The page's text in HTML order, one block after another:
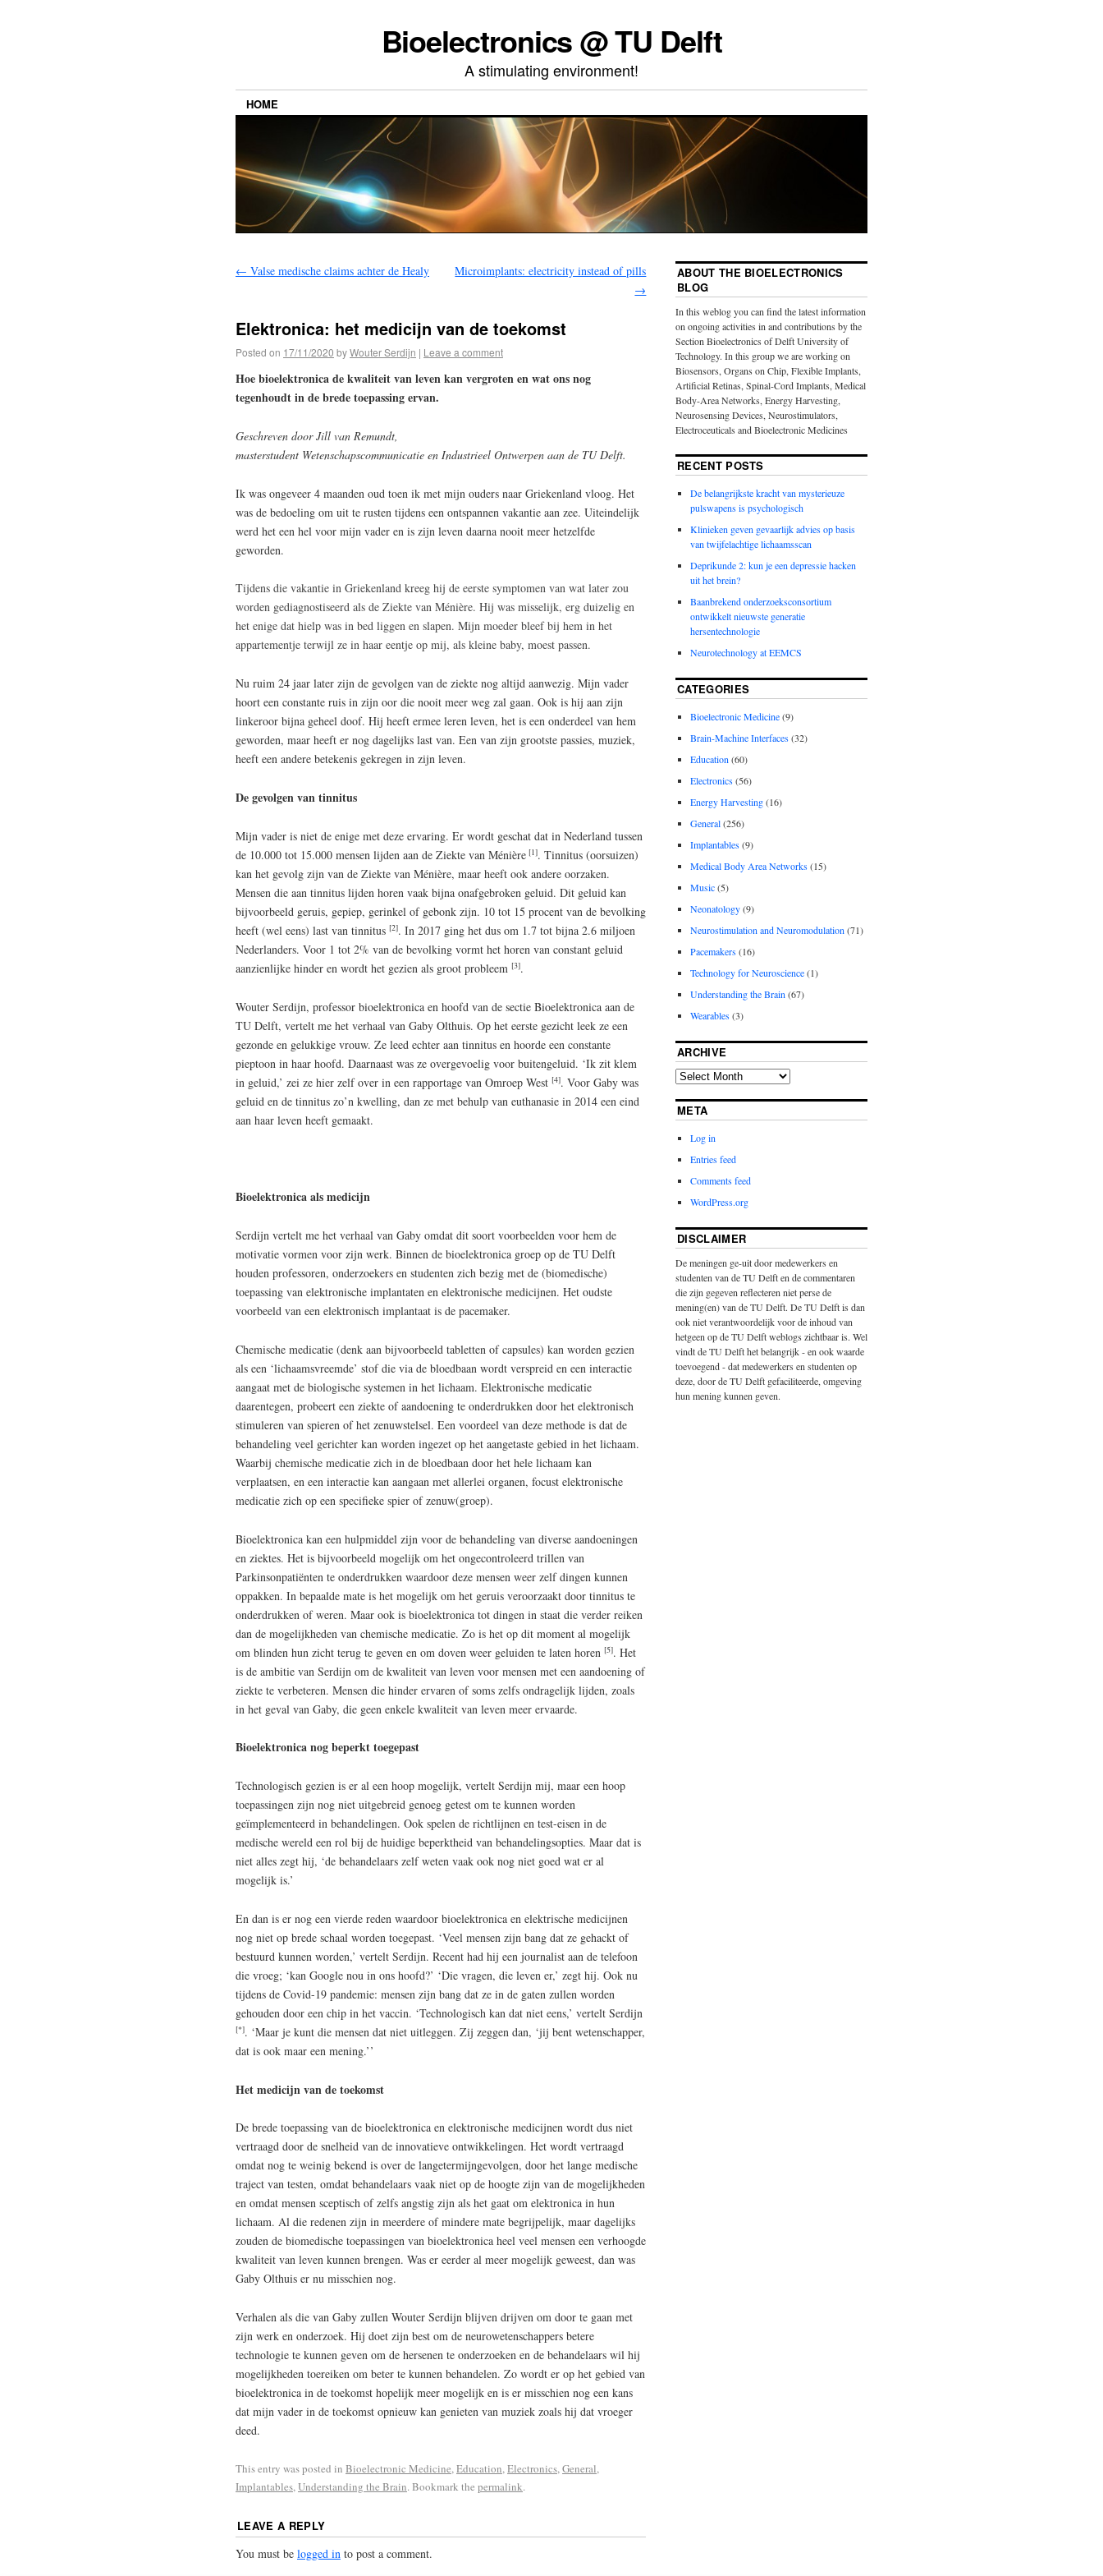
Bioelectronics @ TU Delft
A stimulating environment!
HOME
← Valse medische claims achter de Healy
Microimplants: electricity instead of pills
→
Elektronica: het medicijn van de toekomst
Posted on 17/11/2020 byWouter Serdijn | Leave a comment
Hoe bioelektronica de kwaliteit van leven kan vergroten en wat ons nog
tegenhoudt in de brede toepassing ervan.
Geschreven door Jill van Remundt,
masterstudent Wetenschapscommunicatie en Industrieel Ontwerpen aan de TU Delft.
Ik was ongeveer 4 maanden oud toen ik met mijn ouders naar Griekenland vloog. Het
was de bedoeling om uit te rusten tijdens een ontspannen vakantie aan zee. Uiteindelijk
werd het een hel voor mijn vader en is zijn leven daarna nooit meer hetzelfde
geworden.
Tijdens die vakantie in Griekenland kreeg hij de eerste symptomen van wat later zou
worden gediagnostiseerd als de Ziekte van Ménière. Hij was misselijk, erg duizelig en
het enige dat hielp was in bed liggen en slapen. Mijn moeder bleef bij hem in het
appartementje terwijl ze in haar eentje op mij, als kleine baby, moest passen.
Nu ruim 24 jaar later zijn de gevolgen van de ziekte nog altijd aanwezig. Mijn vader
hoort een constante ruis in zijn oor die nooit meer weg zal gaan. Ook is hij aan zijn
linkeroor bijna geheel doof. Hij heeft ermee leren leven, het is een onderdeel van hem
geworden, maar heeft er nog dagelijks last van. Een van zijn grootste passies, muziek,
heeft een andere betekenis gekregen in zijn leven.
De gevolgen van tinnitus
Mijn vader is niet de enige met deze ervaring. Er wordt geschat dat in Nederland tussen
de 10.000 tot 15.000 mensen lijden aan de Ziekte van Ménière [1]. Tinnitus (oorsuizen)
kan het gevolg zijn van de Ziekte van Ménière, maar heeft ook andere oorzaken.
Mensen die aan tinnitus lijden horen vaak bijna onafgebroken geluid. Dit geluid kan
bijvoorbeeld geruis, gepiep, gerinkel of gebonk zijn. 10 tot 15 procent van de bevolking
heeft (wel eens) last van tinnitus [2]. In 2017 ging het dus om 1.7 tot bijna 2.6 miljoen
Nederlanders. Voor 1 tot 2% van de bevolking vormt het horen van constant geluid
aanzienlijke hinder en wordt het gezien als groot probleem [3].
Wouter Serdijn, professor bioelektronica en hoofd van de sectie Bioelektronica aan de
TU Delft, vertelt me het verhaal van Gaby Olthuis. Op het eerste gezicht leek ze een
gezonde en gelukkige vrouw. Ze leed echter aan tinnitus en hoorde een constante
pieptoon in haar hoofd. Daarnaast was ze overgevoelig voor buitengeluid. ‘Ik zit klem
in geluid,’ zei ze hier zelf over in een rapportage van Omroep West [4]. Voor Gaby was
geluid en de tinnitus zo’n kwelling, dan ze met behulp van euthanasie in 2014 een eind
aan haar leven heeft gemaakt.
Bioelektronica als medicijn
Serdijn vertelt me het verhaal van Gaby omdat dit soort voorbeelden voor hem de
motivatie vormen voor zijn werk. Binnen de bioelektronica groep op de TU Delft
houden professoren, onderzoekers en studenten zich bezig met de (biomedische)
toepassing van elektronische implantaten en elektronische medicijnen. Het oudste
voorbeeld van een elektronisch implantaat is de pacemaker.
Chemische medicatie (denk aan bijvoorbeeld tabletten of capsules) kan worden gezien
als een ‘lichaamsvreemde’ stof die via de bloedbaan wordt verspreid en een interactie
aangaat met de biologische systemen in het lichaam. Elektronische medicatie
daarentegen, probeert een ziekte of aandoening te onderdrukken door het elektronisch
stimuleren van spieren of het zenuwstelsel. Een voordeel van deze methode is dat de
behandeling veel gerichter kan worden ingezet op het aangetaste gebied in het lichaam.
Waarbij chemische medicatie zich in de bloedbaan door het hele lichaam kan
verplaatsen, en een interactie kan aangaan met allerlei organen, focust elektronische
medicatie zich op een specifieke spier of zenuw(groep).
Bioelektronica kan een hulpmiddel zijn voor de behandeling van diverse aandoeningen
en ziektes. Het is bijvoorbeeld mogelijk om het ongecontroleerd trillen van
Parkinsonpatiënten te onderdrukken waardoor deze mensen weer zelf dingen kunnen
oppakken. In bepaalde mate is het mogelijk om het geruis veroorzaakt door tinnitus te
onderdrukken of weren. Maar ook is bioelektronica tot dingen in staat die verder reiken
dan de mogelijkheden van chemische medicatie. Zo is het op dit moment al mogelijk
om blinden hun zicht terug te geven en om doven weer geluiden te laten horen [5]. Het
is de ambitie van Serdijn om de kwaliteit van leven voor mensen met een aandoening of
ziekte te verbeteren. Mensen die hinder ervaren of soms zelfs ondragelijk lijden, zoals
in het geval van Gaby, die geen enkele kwaliteit van leven meer ervaarde.
Bioelektronica nog beperkt toegepast
Technologisch gezien is er al een hoop mogelijk, vertelt Serdijn mij, maar een hoop
toepassingen zijn nog niet uitgebreid genoeg getest om te kunnen worden
geïmplementeerd in behandelingen. Ook spelen de richtlijnen en test-eisen in de
medische wereld een rol bij de huidige beperktheid van behandelingsopties. Maar dat is
niet alles zegt hij, ‘de behandelaars zelf weten vaak ook nog niet goed wat er al
mogelijk is.’
En dan is er nog een vierde reden waardoor bioelektronica en elektrische medicijnen
nog niet op brede schaal worden toegepast. ‘Veel mensen zijn bang dat ze gehackt of
bestuurd kunnen worden,’ vertelt Serdijn. Recent had hij een journalist aan de telefoon
die vroeg; ‘kan Google nou in ons hoofd?’ ‘Die vragen, die leven er,’ zegt hij. Ook nu
tijdens de Covid-19 pandemie: mensen zijn bang dat ze in de gaten zullen worden
gehouden door een chip in het vaccin. ‘Technologisch kan dat niet eens,’ vertelt Serdijn
[*]. ‘Maar je kunt die mensen dat niet uitleggen. Zij zeggen dan, ‘jij bent wetenschapper,
dat is ook maar een mening.’’
Het medicijn van de toekomst
De brede toepassing van de bioelektronica en elektronische medicijnen wordt dus niet
vertraagd door de snelheid van de innovatieve ontwikkelingen. Het wordt vertraagd
omdat nog te weinig bekend is over de langetermijngevolgen, door het lange medische
traject van testen, omdat behandelaars vaak niet op de hoogte zijn van de mogelijkheden
en omdat mensen sceptisch of zelfs angstig zijn als het gaat om elektronica in hun
lichaam. Al die redenen zijn in meerdere of mindere mate begrijpelijk, maar dagelijks
zouden de biomedische toepassingen van bioelektronica heel veel mensen een verhoogde
kwaliteit van leven kunnen brengen. Was er eerder al meer mogelijk geweest, dan was
Gaby Olthuis er nu misschien nog.
Verhalen als die van Gaby zullen Wouter Serdijn blijven drijven om door te gaan met
zijn werk en onderzoek. Hij doet zijn best om de neurowetenschappers betere
technologie te kunnen geven om de hersenen te onderzoeken en de behandelaars wil hij
mogelijkheden toereiken om beter te kunnen behandelen. Zo wordt er op het gebied van
bioelektronica in de toekomst hopelijk meer mogelijk en is er misschien nog een kans
dat mijn vader in de toekomst opnieuw kan genieten van muziek zoals hij dat vroeger
deed.
This entry was posted in Bioelectronic Medicine,Education,Electronics,General,
Implantables,Understanding the Brain. Bookmark the permalink.
LEAVE A REPLY
You must be logged in to post a comment.
ABOUT THE BIOELECTRONICS
BLOG
In this weblog you can find the latest information
on ongoing activities in and contributions by the
Section Bioelectronics of Delft University of
Technology. In this group we are working on
Biosensors, Organs on Chip, Flexible Implants,
Artificial Retinas, Spinal-Cord Implants, Medical
Body-Area Networks, Energy Harvesting,
Neurosensing Devices, Neurostimulators,
Electroceuticals and Bioelectronic Medicines
RECENT POSTS
De belangrijkste kracht van mysterieuze
pulswapens is psychologisch
Klinieken geven gevaarlijk advies op basis
van twijfelachtige lichaamsscan
Deprikunde 2: kun je een depressie hacken
uit het brein?
Baanbrekend onderzoeksconsortium
ontwikkelt nieuwste generatie
hersentechnologie
Neurotechnology at EEMCS
CATEGORIES
Bioelectronic Medicine(9)
Brain-Machine Interfaces(32)
Education (60)
Electronics(56)
Energy Harvesting(16)
General(256)
Implantables(9)
Medical Body Area Networks(15)
Music(5)
Neonatology(9)
Neurostimulation and Neuromodulation (71)
Pacemakers(16)
Technology for Neuroscience(1)
Understanding the Brain (67)
Wearables(3)
ARCHIVE
META
Log in
Entries feed
Comments feed
WordPress.org
DISCLAIMER
De meningen ge-uit door medewerkers en
studenten van de TU Delft en de commentaren
die zijn gegeven reflecteren niet perse de
mening(en) van de TU Delft. De TU Delft is dan
ook niet verantwoordelijk voor de inhoud van
hetgeen op de TU Delft weblogs zichtbaar is. Wel
vindt de TU Delft het belangrijk - en ook waarde
toevoegend - dat medewerkers en studenten op
deze, door de TU Delft gefaciliteerde, omgeving
hun mening kunnen geven.